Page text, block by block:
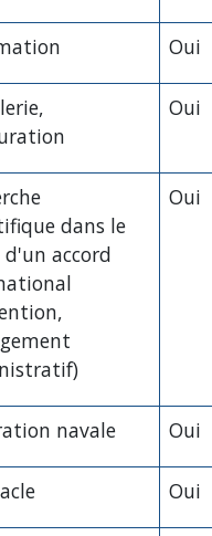
Oui
Oui
dans le
d'un accord
Oui
navale Oui
Oui